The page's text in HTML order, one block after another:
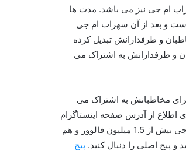
ام جی نیز می‌ باشد. مدت ها
و بعد از آن سهراب ام جی
و طرفدارانش تبدیل کرده
و طرفدارانش به اشتراک می‌
مخاطبانش به اشتراک می‌
اطلاع از آدرس صفحه اینستاگرام
این رپر مشهور پیشنهاد ما این است که به اینترنت مراجعه نمایید. از آن جایی که ام جی بیش از 1.5 میلیون فالوور و هم
و پیج اصلی را دنبال کنید. پیج